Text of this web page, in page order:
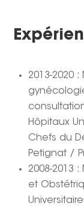
2013-2020
Hôpitaux
Chefs du
Petignat /
2008-2013
et